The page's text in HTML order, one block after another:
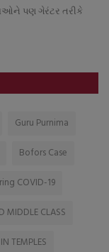
પણ ગેરંટર તરીકે
Guru Purnima
Bofors Case
COVID-19
MIDDLE CLASS
TEMPLES